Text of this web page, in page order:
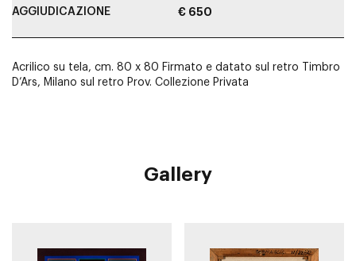
AGGIUDICAZIONE € 650
Acrilico su tela, cm. 80 x 80 Firmato e datato sul retro Timbro
D’Ars, Milano sul retro Prov. Collezione Privata
Gallery